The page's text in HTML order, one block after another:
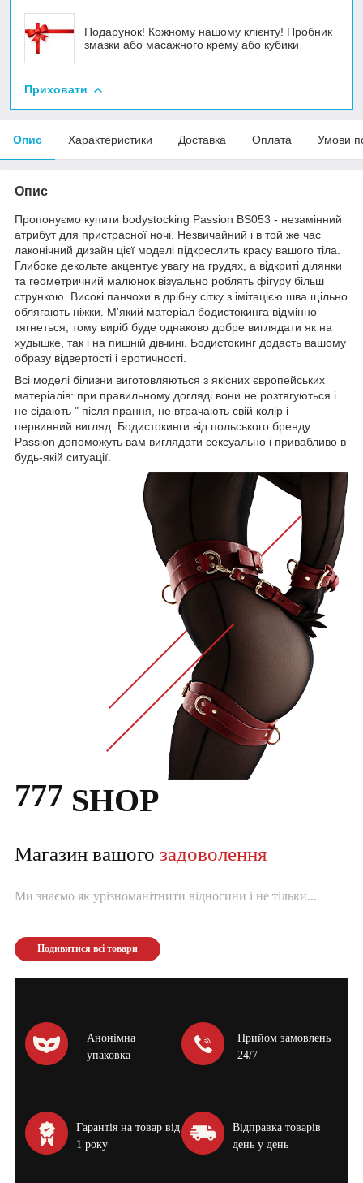
Подарунок! Кожному нашому клієнту! Пробник
змазки або масажного крему або кубики
Приховати
Опис Характеристики Доставка Оплата Умови
Опис
Пропонуємо купити bodystocking Passion BS053 - незамінний
атрибут для пристрасної ночі. Незвичайний і в той же час
лаконічний дизайн цієї моделі підкреслить красу вашого тіла.
Глибоке декольте акцентує увагу на грудях, а відкриті ділянки
та геометричний малюнок візуально роблять фігуру більш
стрункою. Високі панчохи в дрібну сітку з імітацією шва щільно
облягають ніжки. М'який матеріал бодистокинга відмінно
тягнеться, тому виріб буде однаково добре виглядати як на
худышке, так і на пишній дівчині. Бодистокинг додасть вашому
образу відвертості і еротичності.
Всі моделі білизни виготовляються з якісних європейських
матеріалів: при правильному догляді вони не розтягуються і
не сідають " після прання, не втрачають свій колір і
первинний вигляд. Бодистокинги від польського бренду
Passion допоможуть вам виглядати сексуально і привабливо в
будь-якій ситуації.
777 SHOP
Магазин вашого задоволення
Ми знаємо як урізноманітнити відносини і не тільки...
Подивитися всі товари
Анонімна
упаковка
Прийом замовлень
24/7
Гарантія на товар від
1 року
Відправка товарів
день у день